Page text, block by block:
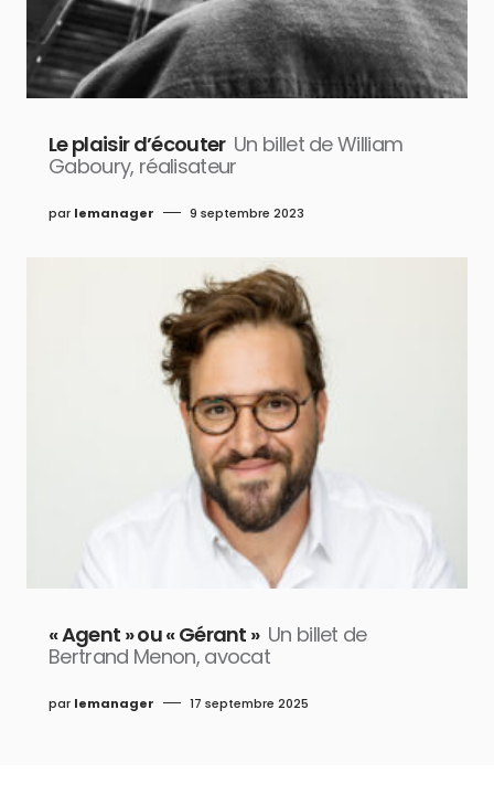
Le plaisir d’écouter Un billet de William
Gaboury, réalisateur
par lemanager 9 septembre 2023
« Agent » ou « Gérant » Un billet de
Bertrand Menon, avocat
par lemanager 17 septembre 2025